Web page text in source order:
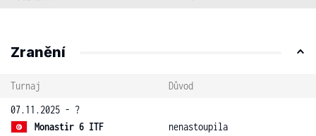
Zranění
Turnaj
Důvod
07.11.2025 - ?
Monastir 6 ITF
nenastoupila